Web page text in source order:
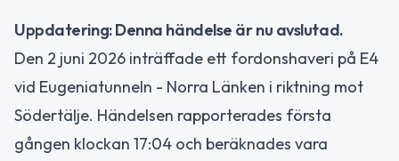
Uppdatering: Denna händelse är nu avslutad.
Den 2 juni 2026 inträffade ett fordonshaveri på E4
vid Eugeniatunneln - Norra Länken i riktning mot
Södertälje. Händelsen rapporterades första
gången klockan 17:04 och beräknades vara